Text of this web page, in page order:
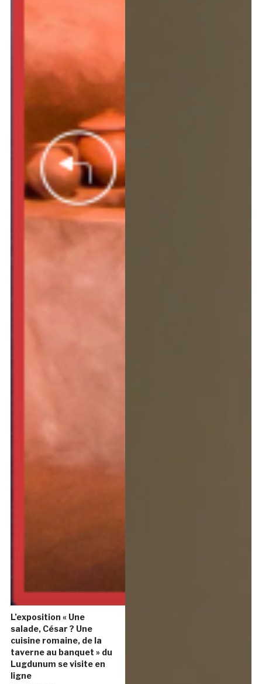
L’exposition « Une
salade, César ? Une
cuisine romaine, de la
taverne au banquet » du
Lugdunum se visite en
ligne